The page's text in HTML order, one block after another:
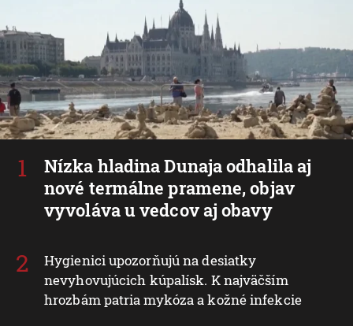
Nízka hladina Dunaja odhalila aj
nové termálne pramene, objav
vyvoláva u vedcov aj obavy
Hygienici upozorňujú na desiatky
nevyhovujúcich kúpalísk. K najväčším
hrozbám patria mykóza a kožné infekcie